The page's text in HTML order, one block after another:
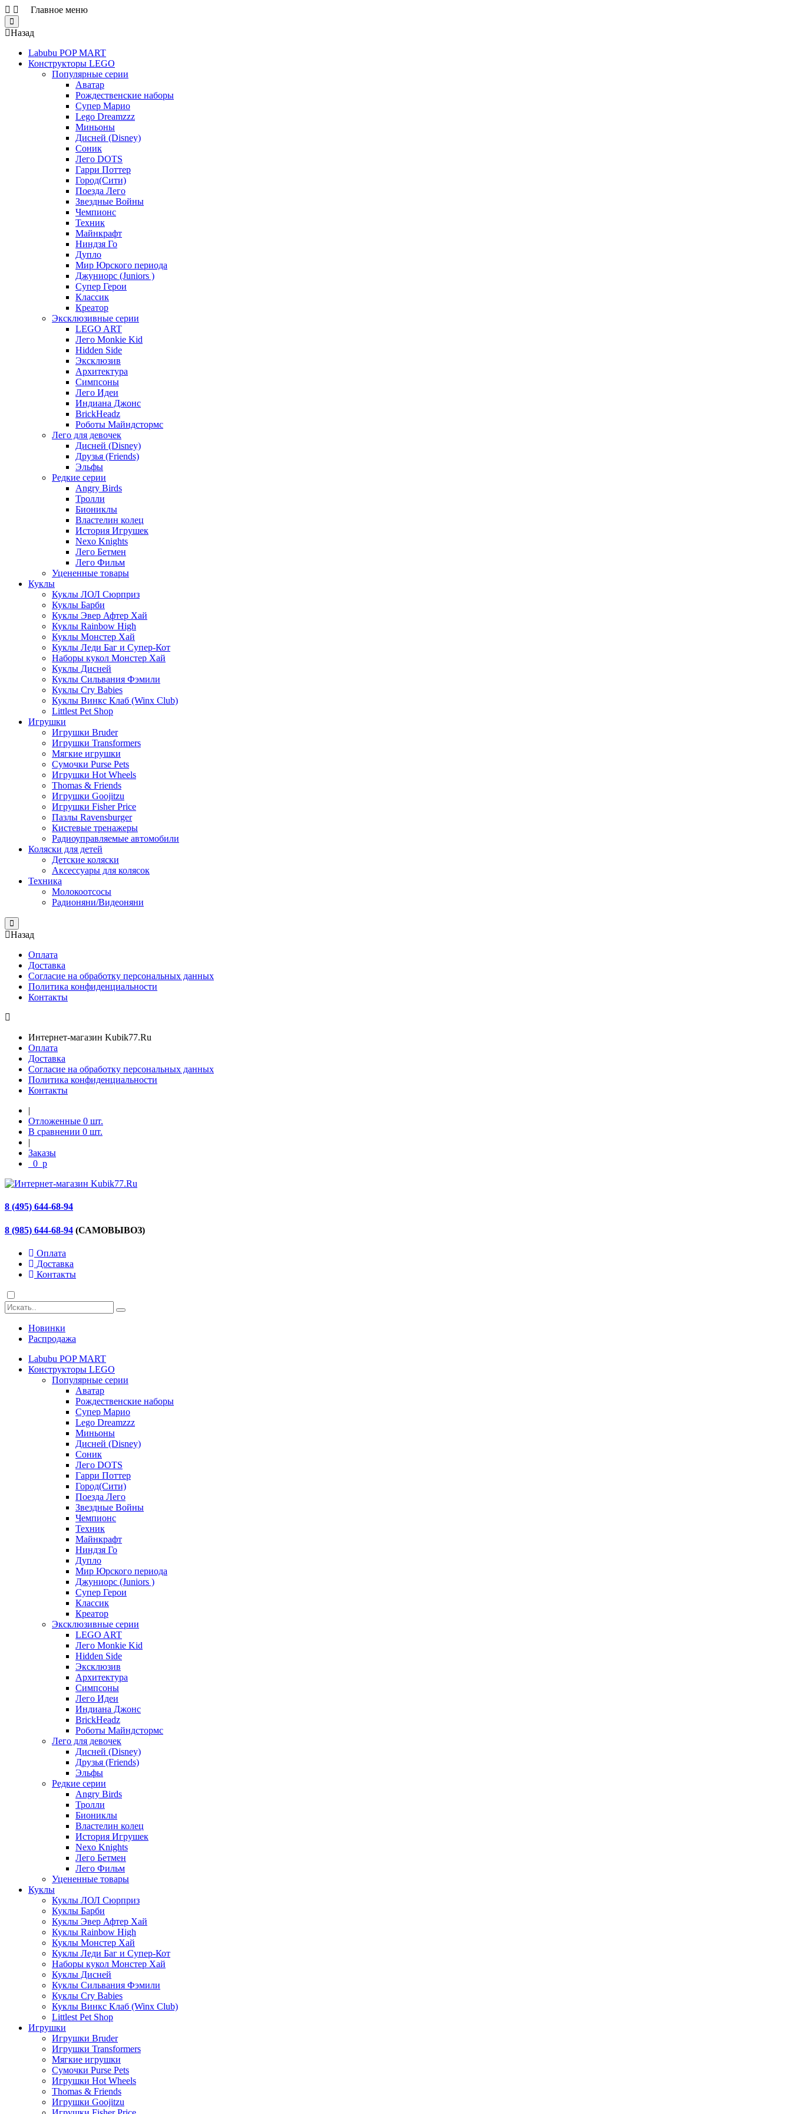
Главное меню
Close
Назад
Labubu POP MART
Конструкторы LEGO
Популярные серии
Аватар
Рождественские наборы
Супер Марио
Lego Dreamzzz
Миньоны
Дисней (Disney)
Соник
Лего DOTS
Гарри Поттер
Город(Сити)
Поезда Лего
Звездные Войны
Чемпионс
Техник
Майнкрафт
Ниндзя Го
Дупло
Мир Юрского периода
Джуниорс (Juniors )
Супер Герои
Классик
Креатор
Эксклюзивные серии
LEGO ART
Лего Monkie Kid
Hidden Side
Эксклюзив
Архитектура
Симпсоны
Лего Идеи
Индиана Джонс
BrickHeadz
Роботы Майндстормс
Лего для девочек
Дисней (Disney)
Друзья (Friends)
Эльфы
Редкие серии
Angry Birds
Тролли
Биониклы
Властелин колец
История Игрушек
Nexo Knights
Лего Бетмен
Лего Фильм
Уцененные товары
Куклы
Куклы ЛОЛ Сюрприз
Куклы Барби
Куклы Эвер Афтер Хай
Куклы Rainbow High
Куклы Монстер Хай
Куклы Леди Баг и Супер-Кот
Наборы кукол Монстер Хай
Куклы Дисней
Куклы Сильвания Фэмили
Куклы Cry Babies
Куклы Винкс Клаб (Winx Club)
Littlest Pet Shop
Игрушки
Игрушки Bruder
Игрушки Transformers
Мягкие игрушки
Сумочки Purse Pets
Игрушки Hot Wheels
Thomas & Friends
Игрушки Goojitzu
Игрушки Fisher Price
Пазлы Ravensburger
Кистевые тренажеры
Радиоуправляемые автомобили
Коляски для детей
Детские коляски
Аксессуары для колясок
Техника
Молокоотсосы
Радионяни/Видеоняни
Close
Назад
Оплата
Доставка
Согласие на обработку персональных данных
Политика конфиденциальности
Контакты
Интернет-магазин Kubik77.Ru
Оплата
Доставка
Согласие на обработку персональных данных
Политика конфиденциальности
Контакты
|
Отложенные 0 шт.
В сравнении 0 шт.
|
Заказы
0 p
8 (495) 644-68-94
8 (985) 644-68-94 (САМОВЫВОЗ)
Оплата
Доставка
Контакты
Новинки
Распродажа
Labubu POP MART
Конструкторы LEGO
Популярные серии
Аватар
Рождественские наборы
Супер Марио
Lego Dreamzzz
Миньоны
Дисней (Disney)
Соник
Лего DOTS
Гарри Поттер
Город(Сити)
Поезда Лего
Звездные Войны
Чемпионс
Техник
Майнкрафт
Ниндзя Го
Дупло
Мир Юрского периода
Джуниорс (Juniors )
Супер Герои
Классик
Креатор
Эксклюзивные серии
LEGO ART
Лего Monkie Kid
Hidden Side
Эксклюзив
Архитектура
Симпсоны
Лего Идеи
Индиана Джонс
BrickHeadz
Роботы Майндстормс
Лего для девочек
Дисней (Disney)
Друзья (Friends)
Эльфы
Редкие серии
Angry Birds
Тролли
Биониклы
Властелин колец
История Игрушек
Nexo Knights
Лего Бетмен
Лего Фильм
Уцененные товары
Куклы
Куклы ЛОЛ Сюрприз
Куклы Барби
Куклы Эвер Афтер Хай
Куклы Rainbow High
Куклы Монстер Хай
Куклы Леди Баг и Супер-Кот
Наборы кукол Монстер Хай
Куклы Дисней
Куклы Сильвания Фэмили
Куклы Cry Babies
Куклы Винкс Клаб (Winx Club)
Littlest Pet Shop
Игрушки
Игрушки Bruder
Игрушки Transformers
Мягкие игрушки
Сумочки Purse Pets
Игрушки Hot Wheels
Thomas & Friends
Игрушки Goojitzu